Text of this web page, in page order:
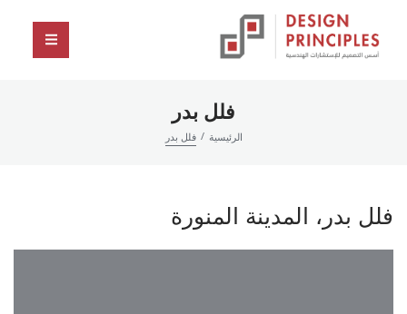
فلل بدر
الرئيسية / فلل بدر
فلل بدر، المدينة المنورة